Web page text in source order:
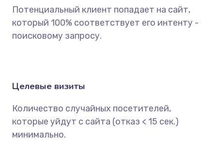
Потенциальный клиент попадает на сайт,
который 100% соответствует его интенту -
поисковому запросу.
Целевые визиты
Количество случайных посетителей,
которые уйдут с сайта (отказ < 15 сек.)
минимально.